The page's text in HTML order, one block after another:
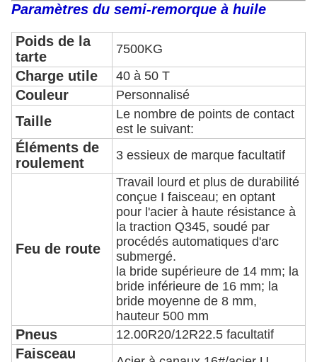
Paramètres du semi-remorque à huile
Poids de la
tarte
7500KG
Charge utile 40 à 50 T
Couleur Personnalisé
Taille
Le nombre de points de contact
est le suivant:
Éléments de
roulement
3 essieux de marque facultatif
Feu de route
Travail lourd et plus de durabilité
conçue I faisceau; en optant
pour l'acier à haute résistance à
la traction Q345, soudé par
procédés automatiques d'arc
submergé.
la bride supérieure de 14 mm; la
bride inférieure de 16 mm; la
bride moyenne de 8 mm,
hauteur 500 mm
Pneus 12.00R20/12R22.5 facultatif
Faisceau